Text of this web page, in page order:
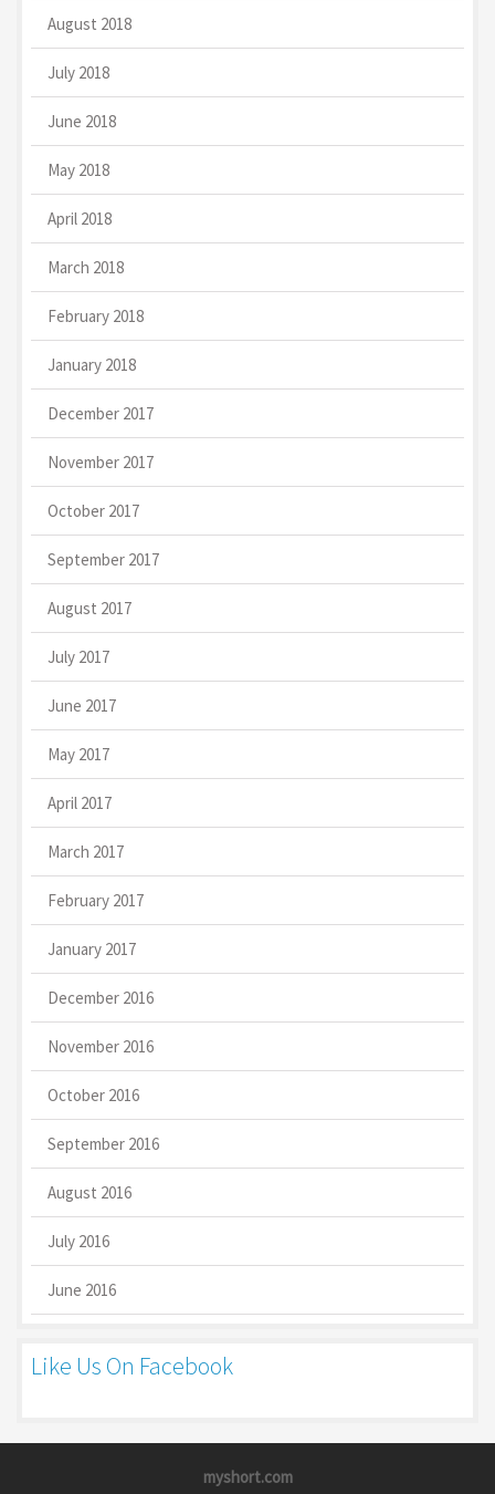
August 2018
July 2018
June 2018
May 2018
April 2018
March 2018
February 2018
January 2018
December 2017
November 2017
October 2017
September 2017
August 2017
July 2017
June 2017
May 2017
April 2017
March 2017
February 2017
January 2017
December 2016
November 2016
October 2016
September 2016
August 2016
July 2016
June 2016
Like Us On Facebook
myshort.com